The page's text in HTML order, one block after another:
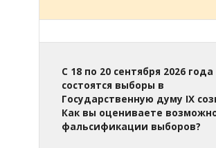
С 18 по 20 сентября 2026 года
состоятся выборы в
Государственную думу IX
Как вы оцениваете
фальсификации выборов?